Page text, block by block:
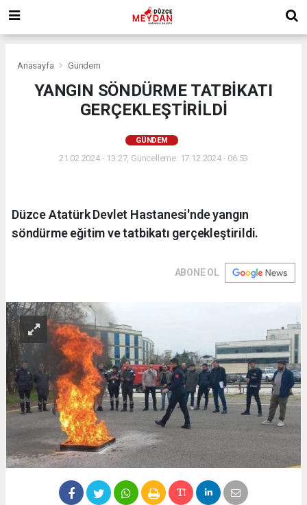
Anasayfa Gündem
YANGIN SÖNDÜRME TATBİKATI
GERÇEKLEŞTİRİLDİ
GÜNDEM
21.02.2024 - 13:27, Güncelleme: 17.12.2024 - 06:53
Düzce Atatürk Devlet Hastanesi'nde yangın
söndürme eğitim ve tatbikatı gerçekleştirildi.
ABONE OL